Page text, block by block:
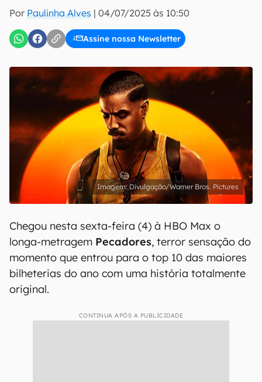
Por Paulinha Alves | 04/07/2025 às 10:50
Assine nossa Newsletter
inscreva-se
Uso e Política de Privacidade do Canaltech.
Divulgação/Warner Bros. Pictures
Chegou nesta sexta-feira (4) à HBO Max o
longa-metragem Pecadores, terror sensação do
momento que entrou para o top 10 das maiores
bilheterias do ano com uma história totalmente
original.
CONTINUA APÓS A PUBLICIDADE